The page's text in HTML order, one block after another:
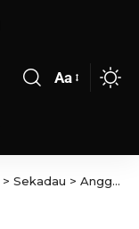
Aa
> Sekadau > Anggota DPR RI Paolus Hadi Gelar Sosialisasi 4 Pilar Kebangsaan, Tekankan Pentingnya Kerukunan di Sekadau